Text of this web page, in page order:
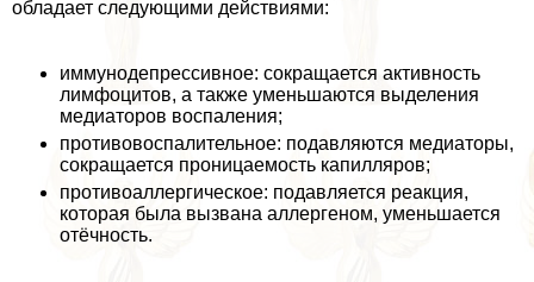
обладает следующими действиями:
иммунодепрессивное: сокращается активность
лимфоцитов, а также уменьшаются выделения
медиаторов воспаления;
противовоспалительное: подавляются медиаторы,
сокращается проницаемость капилляров;
противоаллергическое: подавляется реакция,
которая была вызвана аллергеном, уменьшается
отёчность.